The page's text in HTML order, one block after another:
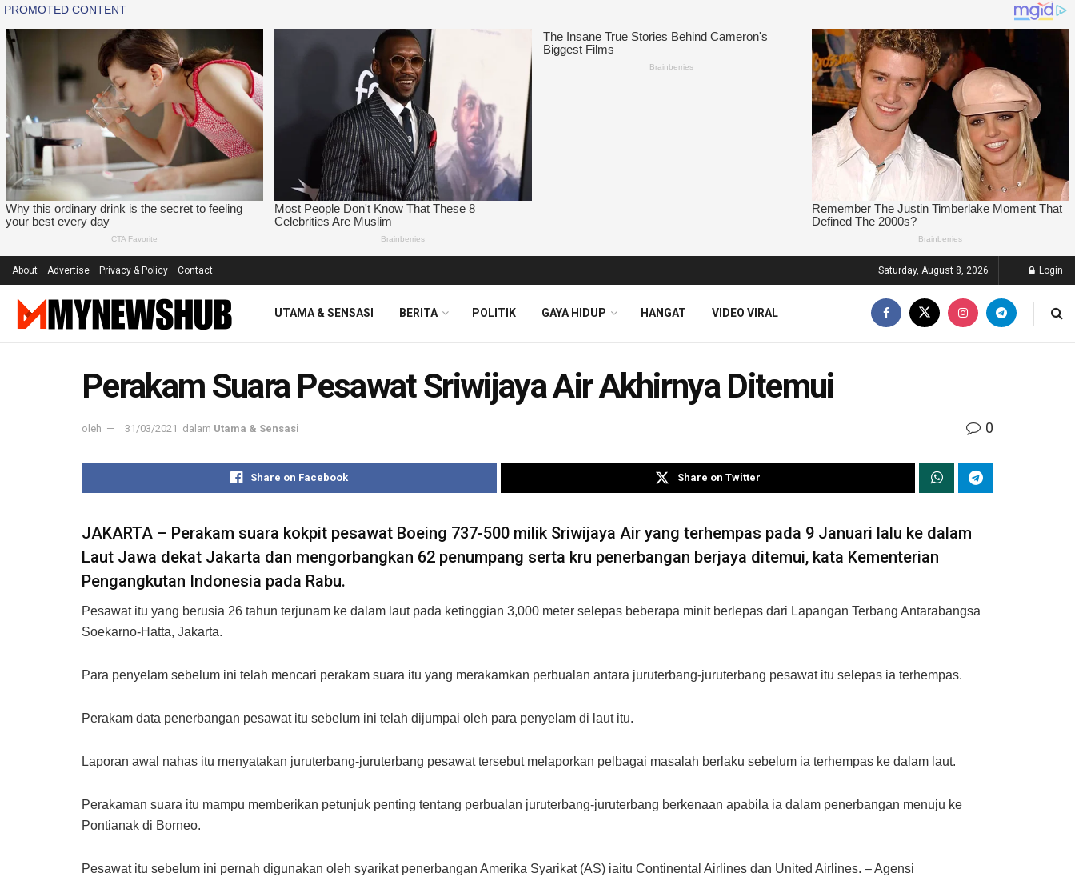
About Advertise Privacy & Policy Contact Saturday, August 8, 2026 Login
UTAMA & SENSASI BERITA POLITIK GAYA HIDUP HANGAT VIDEO VIRAL
Perakam Suara Pesawat Sriwijaya Air Akhirnya Ditemui
oleh 31/03/2021 dalam Utama & Sensasi 0
Share on Facebook Share on Twitter
JAKARTA – Perakam suara kokpit pesawat Boeing 737-500 milik Sriwijaya Air yang terhempas pada 9 Januari lalu ke dalam
Laut Jawa dekat Jakarta dan mengorbangkan 62 penumpang serta kru penerbangan berjaya ditemui, kata Kementerian
Pengangkutan Indonesia pada Rabu.
Pesawat itu yang berusia 26 tahun terjunam ke dalam laut pada ketinggian 3,000 meter selepas beberapa minit berlepas dari Lapangan Terbang Antarabangsa
Soekarno-Hatta, Jakarta.
Para penyelam sebelum ini telah mencari perakam suara itu yang merakamkan perbualan antara juruterbang-juruterbang pesawat itu selepas ia terhempas.
Perakam data penerbangan pesawat itu sebelum ini telah dijumpai oleh para penyelam di laut itu.
Laporan awal nahas itu menyatakan juruterbang-juruterbang pesawat tersebut melaporkan pelbagai masalah berlaku sebelum ia terhempas ke dalam laut.
Perakaman suara itu mampu memberikan petunjuk penting tentang perbualan juruterbang-juruterbang berkenaan apabila ia dalam penerbangan menuju ke
Pontianak di Borneo.
Pesawat itu sebelum ini pernah digunakan oleh syarikat penerbangan Amerika Syarikat (AS) iaitu Continental Airlines dan United Airlines. – Agensi